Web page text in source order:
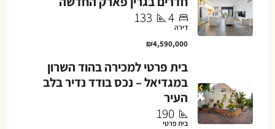
4
133
דירה
₪4,590,000
בית פרטי למכירה בהוד השרון
במגדיאל – נכס בודד נדיר בלב
העיר
190
בית פרטי